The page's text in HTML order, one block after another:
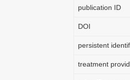
publication ID
DOI
persistent
treatment